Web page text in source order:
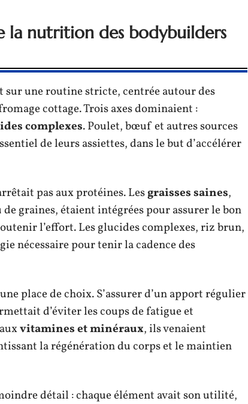
la nutrition des bodybuilders
une routine stricte, centrée autour des
cottage. Trois axes dominaient :
complexes. Poulet, bœuf et autres sources
de leurs assiettes, dans le but d’accélérer
pas aux protéines. Lesgraisses saines,
de graines, étaient intégrées pour assurer le bon
l’effort. Les glucides complexes, riz brun,
nécessaire pour tenir la cadence des
place de choix. S’assurer d’un apport régulier
d’éviter les coups de fatigue et
vitamines et minéraux, ils venaient
la régénération du corps et le maintien
détail : chaque élément avait son utilité,